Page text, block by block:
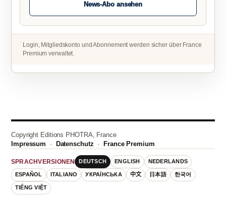
News-Abo ansehen
Login, Mitgliedskonto und Abonnement werden sicher über France
Premium verwaltet.
Copyright Editions PHOTRA, France
Impressum · Datenschutz ·France Premium
SPRACHVERSIONEN DEUTSCH ENGLISH NEDERLANDS
ESPAÑOL ITALIANO УКРАЇНСЬКА 中文 日本語 한국어
TIẾNG VIỆT